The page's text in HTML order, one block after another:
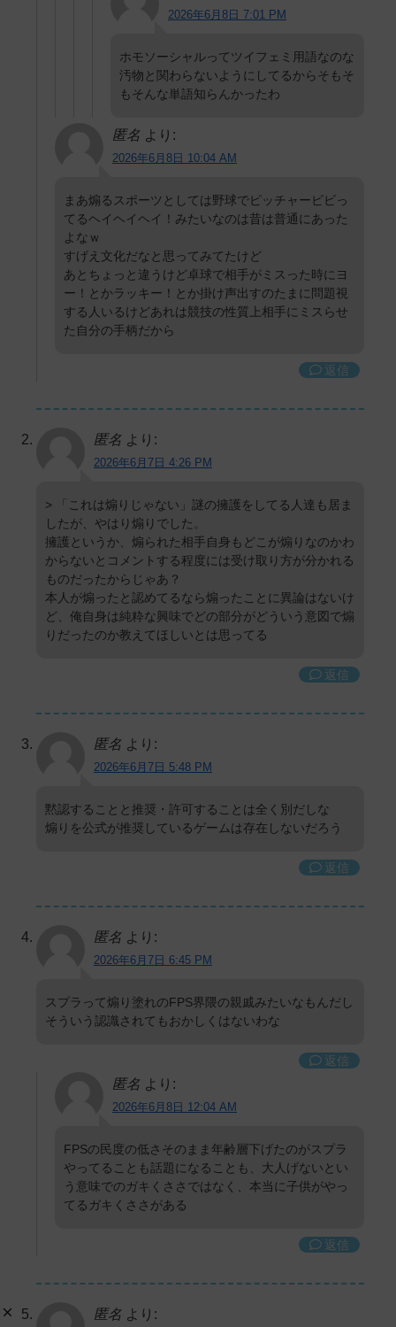
2026年6月8日 7:01 PM
ホモソーシャルってツイフェミ用語なのな
汚物と関わらないようにしてるからそもそ
もそんな単語知らんかったわ
匿名 より:
2026年6月8日 10:04 AM
まあ煽るスポーツとしては野球でピッチャービビっ
てるヘイヘイヘイ！みたいなのは昔は普通にあった
よなｗ
すげえ文化だなと思ってみてたけど
あとちょっと違うけど卓球で相手がミスった時にヨ
ー！とかラッキー！とか掛け声出すのたまに問題視
する人いるけどあれは競技の性質上相手にミスらせ
た自分の手柄だから
返信
匿名 より:
2026年6月7日 4:26 PM
> 「これは煽りじゃない」謎の擁護をしてる人達も居ま
したが、やはり煽りでした。
擁護というか、煽られた相手自身もどこが煽りなのかわ
からないとコメントする程度には受け取り方が分かれる
ものだったからじゃあ？
本人が煽ったと認めてるなら煽ったことに異論はないけ
ど、俺自身は純粋な興味でどの部分がどういう意図で煽
りだったのか教えてほしいとは思ってる
返信
匿名 より:
2026年6月7日 5:48 PM
黙認することと推奨・許可することは全く別だしな
煽りを公式が推奨しているゲームは存在しないだろう
返信
匿名 より:
2026年6月7日 6:45 PM
スプラって煽り塗れのFPS界隈の親戚みたいなもんだし
そういう認識されてもおかしくはないわな
返信
匿名 より:
2026年6月8日 12:04 AM
FPSの民度の低さそのまま年齢層下げたのがスプラ
やってることも話題になることも、大人げないとい
う意味でのガキくささではなく、本当に子供がやっ
てるガキくささがある
返信
匿名 より: